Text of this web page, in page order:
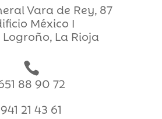
Vara de Rey, 87
México I
La Rioja

88 90 72
941 21 43 61